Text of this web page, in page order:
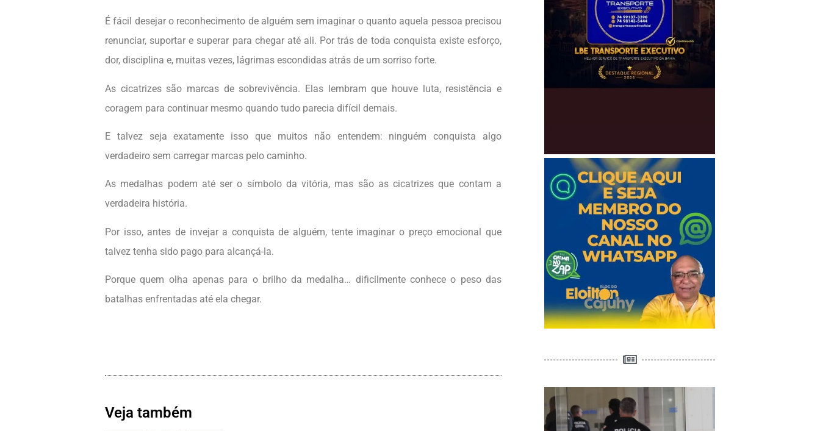
É fácil desejar o reconhecimento de alguém sem imaginar o quanto aquela pessoa precisou
renunciar, suportar e superar para chegar até ali. Por trás de toda conquista existe esforço,
dor, disciplina e, muitas vezes, lágrimas escondidas atrás de um sorriso forte.
As cicatrizes são marcas de sobrevivência. Elas lembram que houve luta, resistência e
coragem para continuar mesmo quando tudo parecia difícil demais.
E talvez seja exatamente isso que muitos não entendem: ninguém conquista algo
verdadeiro sem carregar marcas pelo caminho.
As medalhas podem até ser o símbolo da vitória, mas são as cicatrizes que contam a
verdadeira história.
Por isso, antes de invejar a conquista de alguém, tente imaginar o preço emocional que
talvez tenha sido pago para alcançá-la.
Porque quem olha apenas para o brilho da medalha… dificilmente conhece o peso das
batalhas enfrentadas até ela chegar.
Veja também